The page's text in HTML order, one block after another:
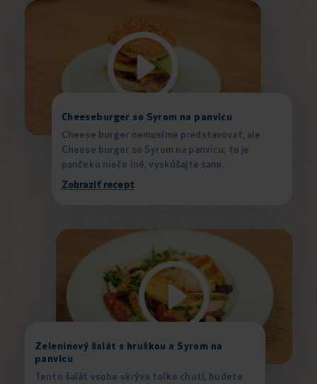
Cheeseburger so Syrom na panvicu
Cheese burger nemusíme predstavovať, ale
Cheese burger so Syrom na panvicu, to je
pančeku niečo iné, vyskúšajte sami.
Zobraziť recept
Zeleninový šalát s hruškou a Syrom na
panvicu
Tento šalát vsobe skrýva toľko chutí, budete